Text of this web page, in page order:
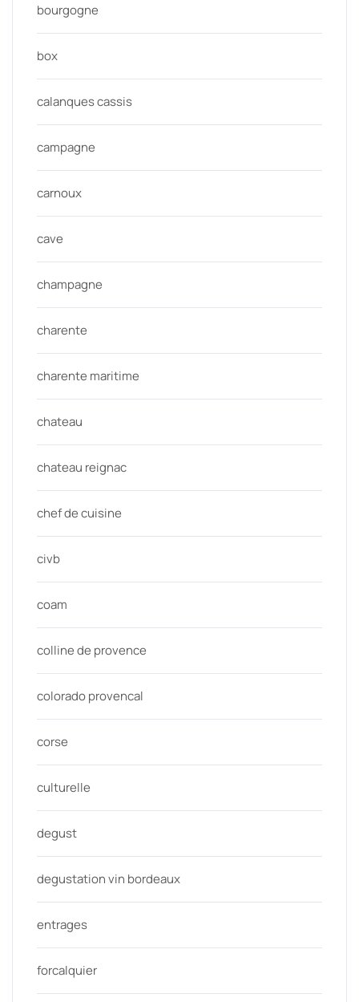
bourgogne
box
calanques cassis
campagne
carnoux
cave
champagne
charente
charente maritime
chateau
chateau reignac
chef de cuisine
civb
coam
colline de provence
colorado provencal
corse
culturelle
degust
degustation vin bordeaux
entrages
forcalquier